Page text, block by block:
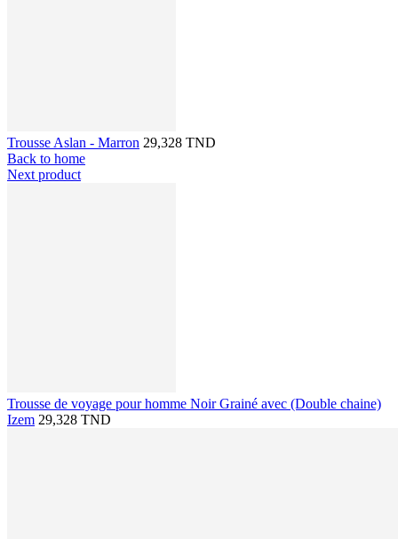
Trousse Aslan - Marron 29,328 TND
Back to home
Next product
Trousse de voyage pour homme Noir Grainé avec (Double chaine)
Izem 29,328 TND